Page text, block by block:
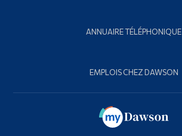
ANNUAIRE TÉLÉPHONIQUE
EMPLOIS CHEZ DAWSON